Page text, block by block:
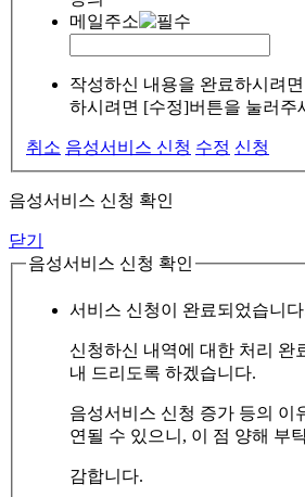
메일주소
작성하신 내용을 완료하시려
하시려면 [수정]버튼을 눌러주
취소 음성서비스 신청 수정 신청
음성서비스 신청 확인
닫기
음성서비스 신청 확인
서비스 신청이 완료되었습니
신청하신 내역에 대한 처리 완
내 드리도록 하겠습니다.
음성서비스 신청 증가 등의 이
연될 수 있으니, 이 점 양해 부
감합니다.